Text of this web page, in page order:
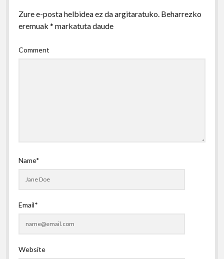
Zure e-posta helbidea ez da argitaratuko. Beharrezko
eremuak * markatuta daude
Comment
Name*
Email*
Website